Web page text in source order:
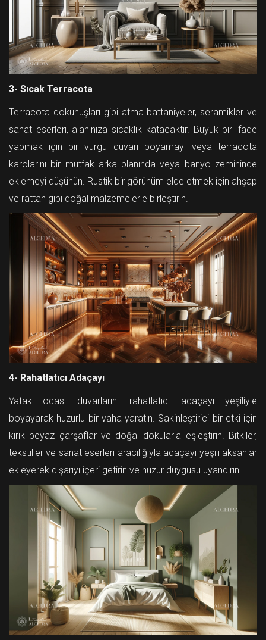
3- Sıcak Terracota
Terracota dokunuşları gibi atma battaniyeler, seramikler ve
sanat eserleri, alanınıza sıcaklık katacaktır. Büyük bir ifade
yapmak için bir vurgu duvarı boyamayı veya terracota
karolarını bir mutfak arka planında veya banyo zemininde
eklemeyi düşünün. Rustik bir görünüm elde etmek için ahşap
ve rattan gibi doğal malzemelerle birleştirin.
4- Rahatlatıcı Adaçayı
Yatak odası duvarlarını rahatlatıcı adaçayı yeşiliyle
boyayarak huzurlu bir vaha yaratın. Sakinleştirici bir etki için
kırık beyaz çarşaflar ve doğal dokularla eşleştirin. Bitkiler,
tekstiller ve sanat eserleri aracılığıyla adaçayı yeşili aksanlar
ekleyerek dışarıyı içeri getirin ve huzur duygusu uyandırın.